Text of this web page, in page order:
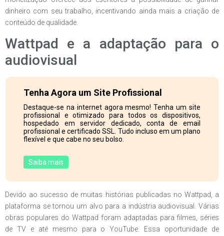
dinheiro com seu trabalho, incentivando ainda mais a criação de
conteúdo de qualidade.
Wattpad e a adaptação para o
audiovisual
Tenha Agora um Site Profissional
Destaque-se na internet agora mesmo! Tenha um site
profissional e otimizado para todos os dispositivos,
hospedado em servidor dedicado, conta de email
profissional e certificado SSL. Tudo incluso em um plano
flexível e que cabe no seu bolso.
Saiba mais
Devido ao sucesso de muitas histórias publicadas no Wattpad, a
plataforma se tornou um alvo para a indústria audiovisual. Várias
obras populares do Wattpad foram adaptadas para filmes, séries
de TV e até mesmo para o YouTube. Essa oportunidade de